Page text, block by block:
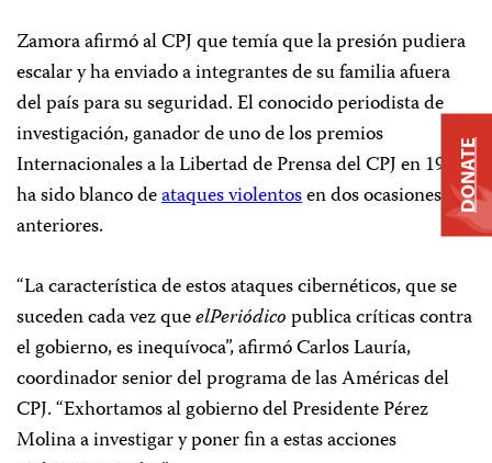
Zamora afirmó al CPJ que temía que la presión pudiera
escalar y ha enviado a integrantes de su familia afuera
del país para su seguridad. El conocido periodista de
investigación, ganador de uno de los premios
Internacionales a la Libertad de Prensa del CPJ en 1995,
ha sido blanco deataques violentosen dos ocasiones
anteriores.
“La característica de estos ataques cibernéticos, que se
suceden cada vez queelPeriódicopublica críticas contra
el gobierno, es inequívoca”, afirmó Carlos Lauría,
coordinador senior del programa de las Américas del
CPJ. “Exhortamos al gobierno del Presidente Pérez
Molina a investigar y poner fin a estas acciones
DONATE